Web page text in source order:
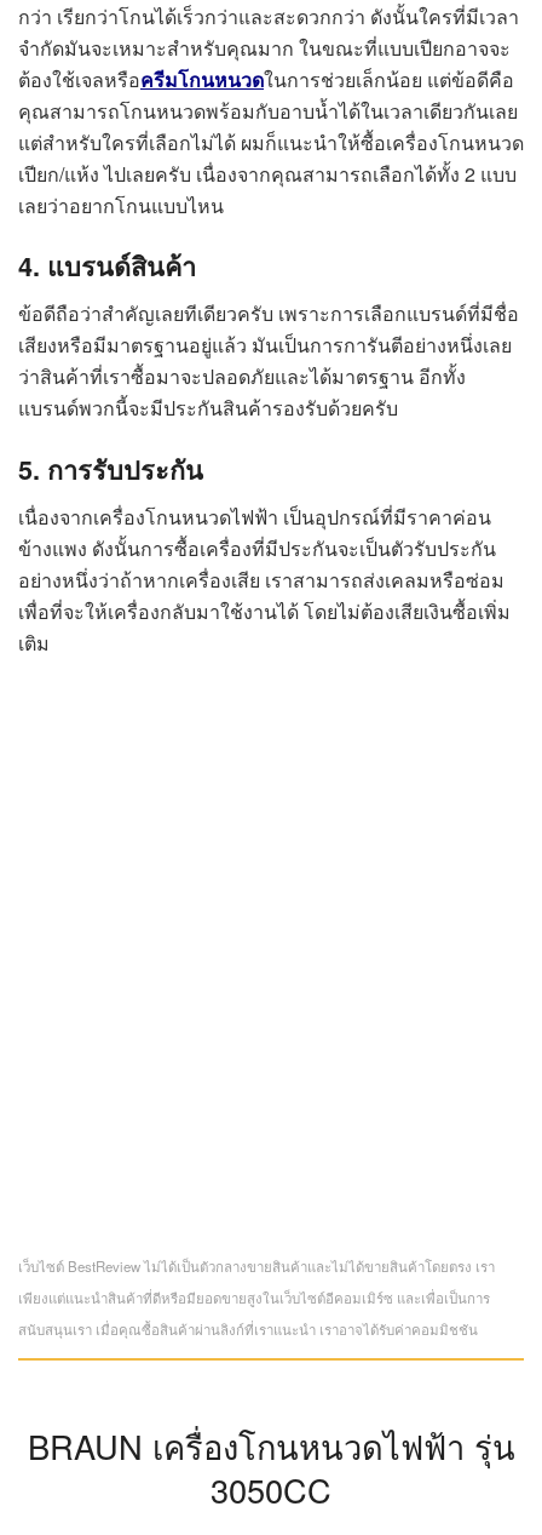
กว่า เรียกว่าโกนได้เร็วกว่าและสะดวกกว่า ดังนั้นใครที่มีเวลา
จำกัดมันจะเหมาะสำหรับคุณมาก ในขณะที่แบบเปียกอาจจะ
ต้องใช้เจลหรือครีมโกนหนวดในการช่วยเล็กน้อย แต่ข้อดีคือ
คุณสามารถโกนหนวดพร้อมกับอาบน้ำได้ในเวลาเดียวกันเลย
แต่สำหรับใครที่เลือกไม่ได้ ผมก็แนะนำให้ซื้อเครื่องโกนหนวด
เปียก/แห้ง ไปเลยครับ เนื่องจากคุณสามารถเลือกได้ทั้ง 2 แบบ
เลยว่าอยากโกนแบบไหน
4. แบรนด์สินค้า
ข้อดีถือว่าสำคัญเลยทีเดียวครับ เพราะการเลือกแบรนด์ที่มีชื่อ
เสียงหรือมีมาตรฐานอยู่แล้ว มันเป็นการการันตีอย่างหนึ่งเลย
ว่าสินค้าที่เราซื้อมาจะปลอดภัยและได้มาตรฐาน อีกทั้ง
แบรนด์พวกนี้จะมีประกันสินค้ารองรับด้วยครับ
5. การรับประกัน
เนื่องจากเครื่องโกนหนวดไฟฟ้า เป็นอุปกรณ์ที่มีราคาค่อน
ข้างแพง ดังนั้นการซื้อเครื่องที่มีประกันจะเป็นตัวรับประกัน
อย่างหนึ่งว่าถ้าหากเครื่องเสีย เราสามารถส่งเคลมหรือซ่อม
เพื่อที่จะให้เครื่องกลับมาใช้งานได้ โดยไม่ต้องเสียเงินซื้อเพิ่ม
เติม
เว็บไซต์ BestReview ไม่ได้เป็นตัวกลางขายสินค้าและไม่ได้ขายสินค้าโดยตรง เรา
เพียงแต่แนะนำสินค้าที่ดีหรือมียอดขายสูงในเว็บไซต์อีคอมเมิร์ซ และเพื่อเป็นการ
สนับสนุนเรา เมื่อคุณซื้อสินค้าผ่านลิงก์ที่เราแนะนำ เราอาจได้รับค่าคอมมิชชัน
BRAUN เครื่องโกนหนวดไฟฟ้า รุ่น
3050CC